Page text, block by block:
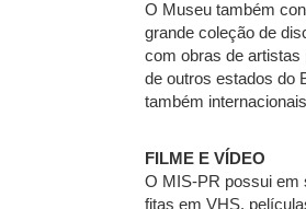
O Museu também
grande coleção de
com obras de artistas
de outros estados do
também
FILME E VÍDEO
O MIS-PR possui em
fitas em VHS,